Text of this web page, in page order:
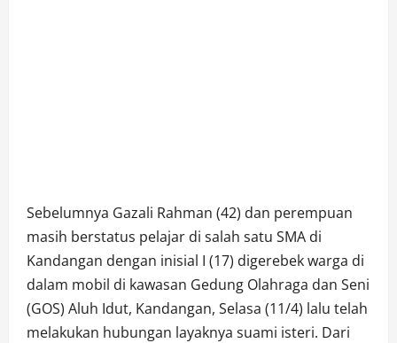
Sebelumnya Gazali Rahman (42) dan perempuan
masih berstatus pelajar di salah satu SMA di
Kandangan dengan inisial I (17) digerebek warga di
dalam mobil di kawasan Gedung Olahraga dan Seni
(GOS) Aluh Idut, Kandangan, Selasa (11/4) lalu telah
melakukan hubungan layaknya suami isteri. Dari